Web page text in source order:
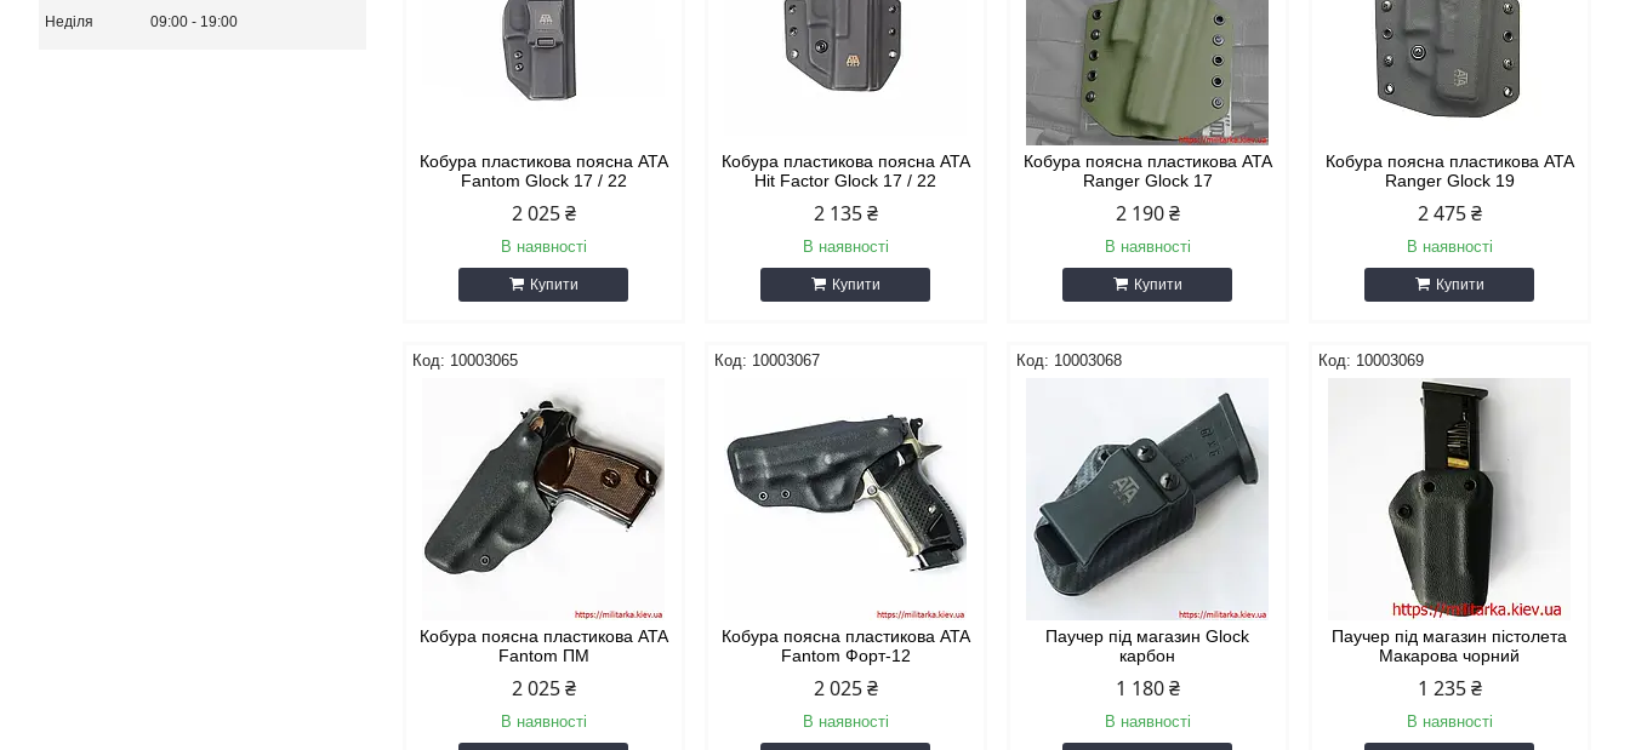
Кобура пластикова поясна ATA
Fantom Glock 17 / 22
2 025 ₴
В наявності
Купити
Кобура пластикова поясна ATA
Hit Factor Glock 17 / 22
2 135 ₴
В наявності
Купити
Кобура поясна пластикова ATA
Ranger Glock 17
2 190 ₴
В наявності
Купити
Кобура поясна пластикова ATA
Ranger Glock 19
2 475 ₴
В наявності
Купити
10003065
Кобура поясна пластикова ATA
Fantom ПМ
2 025 ₴
В наявності
10003067
Кобура поясна пластикова ATA
Fantom Форт-12
2 025 ₴
В наявності
10003068
Паучер під магазин Glock
карбон
1 180 ₴
В наявності
10003069
Паучер під магазин пістолета
Макарова чорний
1 235 ₴
В наявності
Неділя
09:00 19:00